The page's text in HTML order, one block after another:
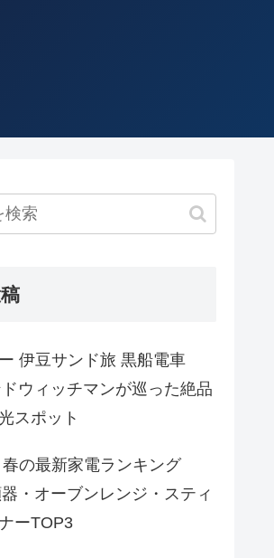
伊豆サンド旅 黒船電車
ウィッチマンが巡った絶品
スポット
の最新家電ランキング
・オーブンレンジ・スティ
ーTOP3